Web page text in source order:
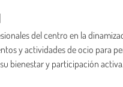
del centro en la
y actividades de ocio para
bienestar y participación activa.